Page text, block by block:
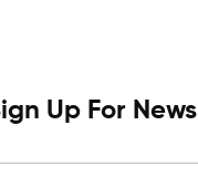
Up For